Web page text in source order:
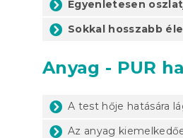
Egyenletesen
Sokkal hosszabb
Anyag - PUR
A test hője hatására
Az anyag